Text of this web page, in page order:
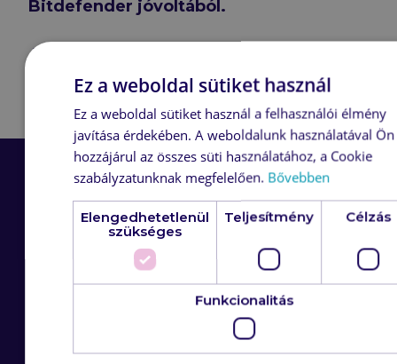
Bitdefender jóvoltából.
A kiadvány letöltése:
Megosztás: Facebook
LinkedIn
E-mail
Dokumentumok
Ez a weboldal sütiket használ
Ez a weboldal sütiket használ a felhasználói élmény
javítása érdekében. A weboldalunk használatával Ön
hozzájárul az összes süti használatához, a Cookie
szabályzatunknak megfelelően. Bővebben
Elengedhetetlenül
szükséges
Teljesítmény Célzás
Funkcionalitás